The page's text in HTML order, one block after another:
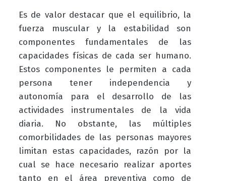
Es de valor destacar que el equilibrio, la
fuerza muscular y la estabilidad son
componentes fundamentales de las
capacidades físicas de cada ser humano.
Estos componentes le permiten a cada
persona tener independencia y
autonomía para el desarrollo de las
actividades instrumentales de la vida
diaria. No obstante, las múltiples
comorbilidades de las personas mayores
limitan estas capacidades, razón por la
cual se hace necesario realizar aportes
tanto en el área preventiva como de